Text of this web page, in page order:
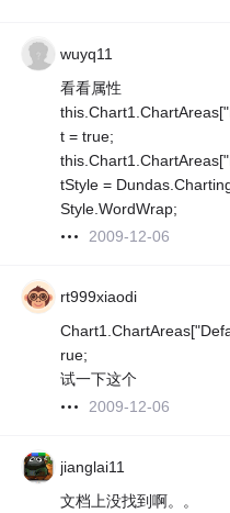
wuyq11
看看属性
t = true;
tStyle =
Style.WordWrap;
2009-12-06
rt999xiaodi
rue;
试一下这个
2009-12-06
jianglai11
文档上没找到啊。。